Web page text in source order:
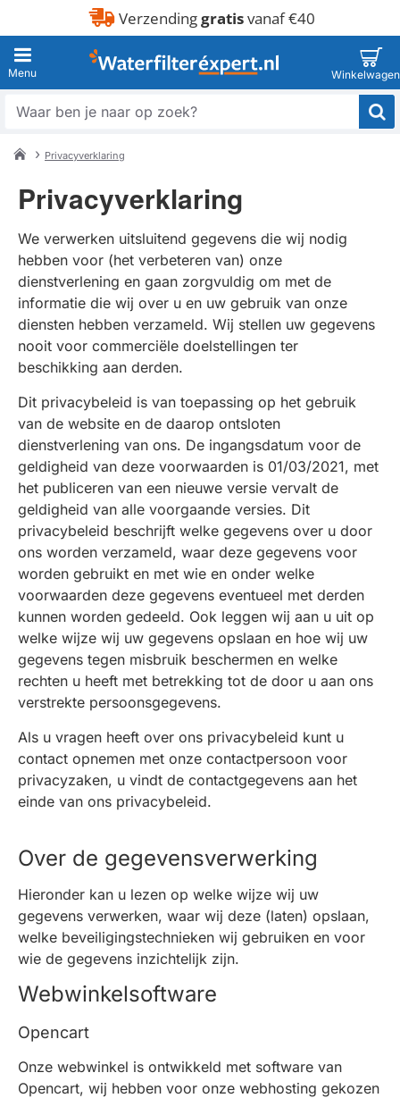
Verzendinggratisvanaf €40
Waar
zoek?
Privacyverklaring
Privacyverklaring
We verwerken uitsluitend gegevens die wij nodig
hebben voor (het verbeteren van) onze
dienstverlening en gaan zorgvuldig om met de
informatie die wij over u en uw gebruik van onze
diensten hebben verzameld. Wij stellen uw gegevens
nooit voor commerciële doelstellingen ter
beschikking aan derden.
Dit privacybeleid is van toepassing op het gebruik
van de website en de daarop ontsloten
dienstverlening van ons. De ingangsdatum voor de
geldigheid van deze voorwaarden is 01/03/2021, met
het publiceren van een nieuwe versie vervalt de
geldigheid van alle voorgaande versies. Dit
privacybeleid beschrijft welke gegevens over u door
ons worden verzameld, waar deze gegevens voor
worden gebruikt en met wie en onder welke
voorwaarden deze gegevens eventueel met derden
kunnen worden gedeeld. Ook leggen wij aan u uit op
welke wijze wij uw gegevens opslaan en hoe wij uw
gegevens tegen misbruik beschermen en welke
rechten u heeft met betrekking tot de door u aan ons
verstrekte persoonsgegevens.
Als u vragen heeft over ons privacybeleid kunt u
contact opnemen met onze contactpersoon voor
privacyzaken, u vindt de contactgegevens aan het
einde van ons privacybeleid.
Over de gegevensverwerking
Hieronder kan u lezen op welke wijze wij uw
gegevens verwerken, waar wij deze (laten) opslaan,
welke beveiligingstechnieken wij gebruiken en voor
wie de gegevens inzichtelijk zijn.
Webwinkelsoftware
Opencart
Onze webwinkel is ontwikkeld met software van
Opencart, wij hebben voor onze webhosting gekozen